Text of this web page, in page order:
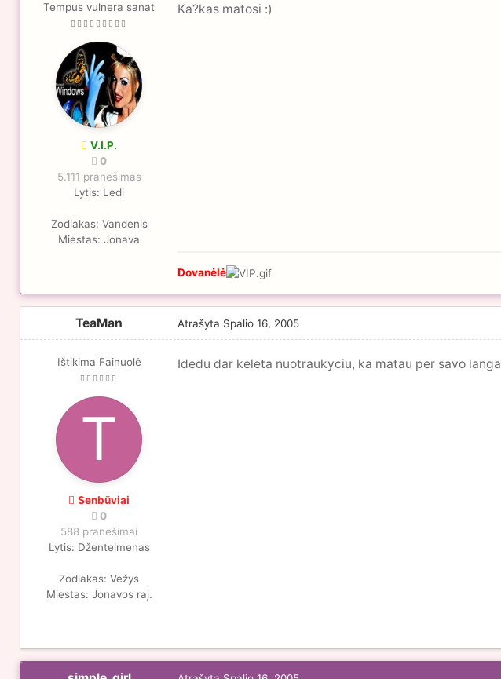
Tempus vulnera sanat
V.I.P.
0
5.111 pranešimas
Lytis: Ledi
Zodiakas: Vandenis
Miestas: Jonava
Ka?kas matosi :)
Dovanėlė
TeaMan
Ištikima Fainuolė
Senbūviai
0
588 pranešimai
Lytis: Džentelmenas
Zodiakas: Vežys
Miestas: Jonavos raj.
Atrašyta Spalio 16, 2005
Idedu dar keleta nuotraukyciu, ka matau per savo langa